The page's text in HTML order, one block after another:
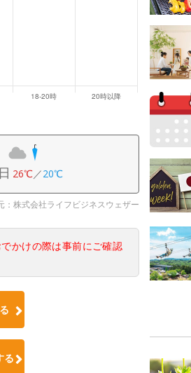
26℃／20℃
：株式会社ライフビジネスウェザー
かけの際は事前にご確認
る